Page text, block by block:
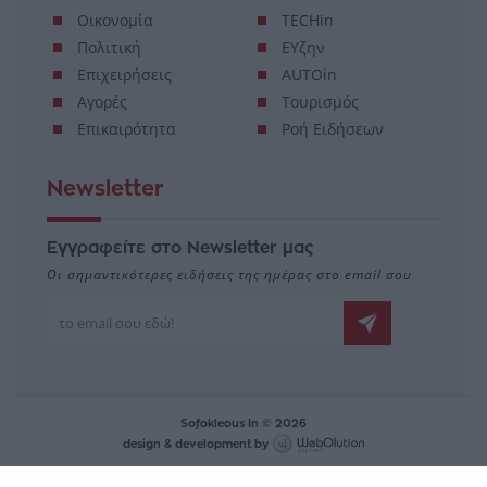
Οικονομία
Πολιτική
Επιχειρήσεις
Αγορές
Επικαιρότητα
TECHin
ΕΥζην
AUTOin
Τουρισμός
Ροή Ειδήσεων
Newsletter
Εγγραφείτε στο Newsletter μας
Οι σημαντικότερες ειδήσεις της ημέρας στο email σου
Sofokleous In © 2026
design & development by